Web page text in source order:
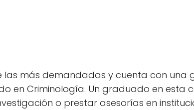
las más demandadas y cuenta con una
en Criminología. Un graduado en esta
o prestar asesorías en